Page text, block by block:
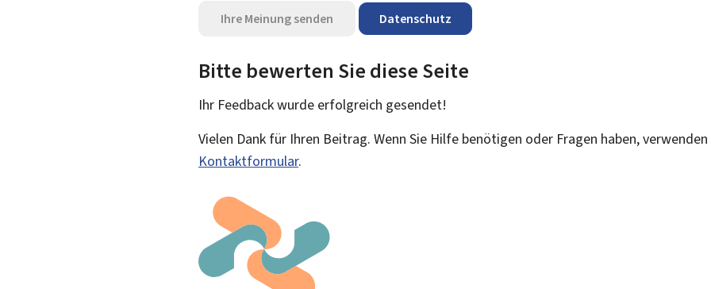
Ihre Meinung senden Datenschutz
Bitte bewerten Sie diese Seite
Ihr Feedback wurde erfolgreich gesendet!
Vielen Dank für Ihren Beitrag. Wenn Sie Hilfe benötigen oder Fragen haben,
Kontaktformular.